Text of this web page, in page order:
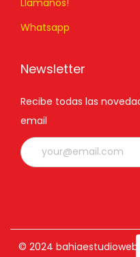
Whatsapp
Newsletter
Recibe todas las
email
© 2024